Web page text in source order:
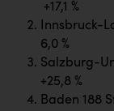
+17,1
6,0 %
+25,8